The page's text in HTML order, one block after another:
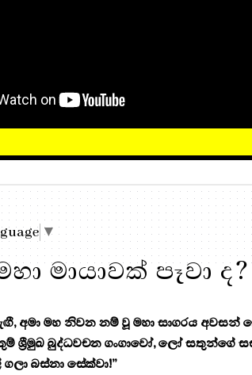
▼
මායාවක් පෑවා ද?
අමා මහ නිවන නම් වූ මහා සාගරය අවසන්
ශ්‍රීමුඛ බුද්ධවචන ගංගාවෝ, ලෝ සතුන්ගේ
බස්නා සේක්වා!”